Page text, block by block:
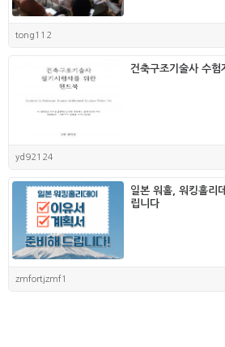
tong112
건축구조기술사 수험
yd92124
일본 워홀, 워킹홀리
립니다
zmfortjzmf1